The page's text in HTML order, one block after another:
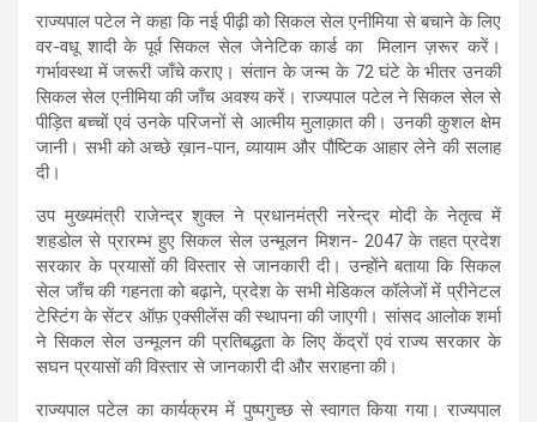
राज्यपाल पटेल ने कहा कि नई पीढ़ी को सिकल सेल एनीमिया से बचाने के लिए
वर-वधू शादी के पूर्व सिकल सेल जेनेटिक कार्ड का मिलान ज़रूर करें।
गर्भावस्था में जरूरी जाँचे कराए। संतान के जन्म के 72 घंटे के भीतर उनकी
सिकल सेल एनीमिया की जाँच अवश्य करें। राज्यपाल पटेल ने सिकल सेल से
पीड़ित बच्चों एवं उनके परिजनों से आत्मीय मुलाक़ात की। उनकी कुशल क्षेम
जानी। सभी को अच्छे ख़ान-पान, व्यायाम और पौष्टिक आहार लेने की सलाह
दी।
उप मुख्यमंत्री राजेन्द्र शुक्ल ने प्रधानमंत्री नरेन्द्र मोदी के नेतृत्व में
शहडोल से प्रारम्भ हुए सिकल सेल उन्मूलन मिशन- 2047 के तहत प्रदेश
सरकार के प्रयासों की विस्तार से जानकारी दी। उन्होंने बताया कि सिकल
सेल जाँच की गहनता को बढ़ाने, प्रदेश के सभी मेडिकल कॉलेजों में प्रीनेटल
टेस्टिंग के सेंटर ऑफ़ एक्सीलेंस की स्थापना की जाएगी। सांसद आलोक शर्मा
ने सिकल सेल उन्मूलन की प्रतिबद्धता के लिए केंद्रों एवं राज्य सरकार के
सघन प्रयासों की विस्तार से जानकारी दी और सराहना की।
राज्यपाल पटेल का कार्यक्रम में पुष्पगुच्छ से स्वागत किया गया। राज्यपाल